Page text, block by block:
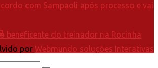
por Webmundo soluções Interativas